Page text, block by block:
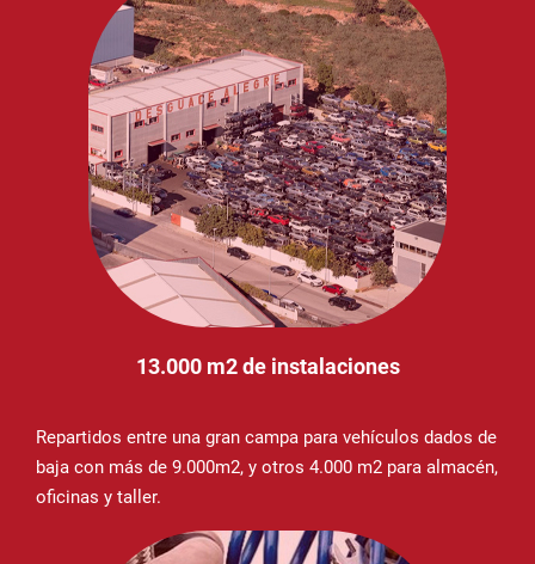
13.000 m2 de instalaciones
Repartidos entre una gran campa para vehículos dados de
baja con más de 9.000m2, y otros 4.000 m2 para almacén,
oficinas y taller.